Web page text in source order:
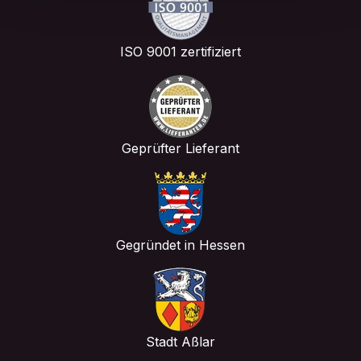
ISO 9001 zertifiziert
Geprüfter Lieferant
Gegründet in Hessen
Stadt Aßlar